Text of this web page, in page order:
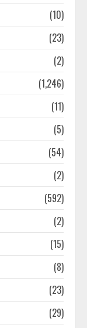
(10)
(23)
(2)
(1,246)
(11)
(5)
(54)
(2)
(592)
(2)
(15)
(8)
(23)
(29)